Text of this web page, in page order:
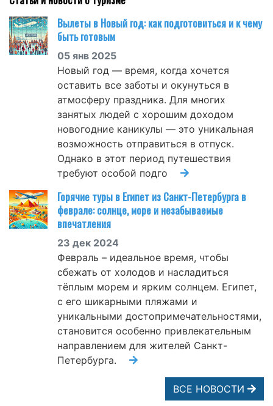
Вылеты в Новый год: как подготовиться и к чему
быть готовым
05 янв 2025
Новый год — время, когда хочется
оставить все заботы и окунуться в
атмосферу праздника. Для многих
занятых людей с хорошим доходом
новогодние каникулы — это уникальная
возможность отправиться в отпуск.
Однако в этот период путешествия
требуют особой подго
Горячие туры в Египет из Санкт-Петербурга в
феврале: солнце, море и незабываемые
впечатления
23 дек 2024
Февраль – идеальное время, чтобы
сбежать от холодов и насладиться
тёплым морем и ярким солнцем. Египет,
с его шикарными пляжами и
уникальными достопримечательностями,
становится особенно привлекательным
направлением для жителей Санкт-
Петербурга.
ВСЕ НОВОСТИ